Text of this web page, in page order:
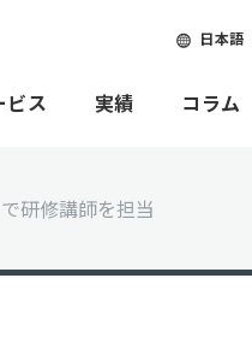
日本語
ビス 実績 コラム
研修講師を担当